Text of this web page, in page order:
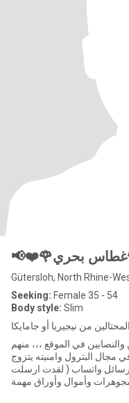
Gütersloh, North Rhine-
Seeking: Female 35 - 54
Body style: Slim
من نيجيريا أو جامايكا
في الموقع ،،، منهم
البترول وامنيته يتزوج
سيدة طيبة وتمر ايام ثم يرسل الي الضحية رسائل واتساب ( لقدت ارسلت
وأموال وأوراق مهمة